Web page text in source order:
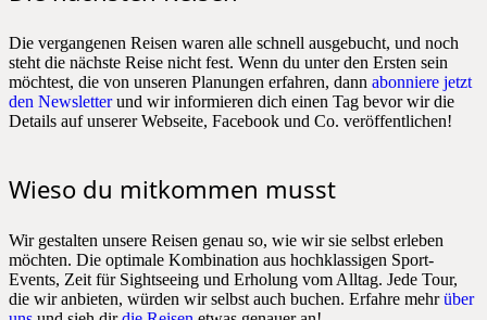
Die vergangenen Reisen waren alle schnell ausgebucht, und noch
steht die nächste Reise nicht fest. Wenn du unter den Ersten sein
möchtest, die von unseren Planungen erfahren, dann abonniere jetzt
den Newsletterund wir informieren dich einen Tag bevor wir die
Details auf unserer Webseite, Facebook und Co. veröffentlichen!
Wieso du mitkommen musst
Wir gestalten unsere Reisen genau so, wie wir sie selbst erleben
möchten. Die optimale Kombination aus hochklassigen Sport-
Events, Zeit für Sightseeing und Erholung vom Alltag. Jede Tour,
die wir anbieten, würden wir selbst auch buchen. Erfahre mehrüber